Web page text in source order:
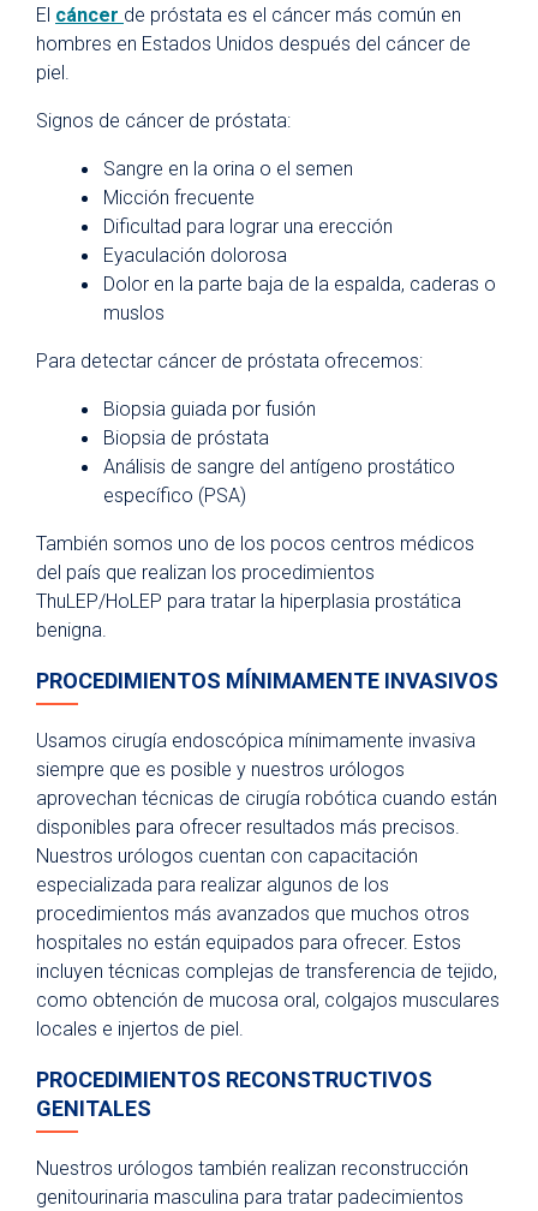
El cáncer de próstata es el cáncer más común en
hombres en Estados Unidos después del cáncer de
piel.
Signos de cáncer de próstata:
Sangre en la orina o el semen
Micción frecuente
Dificultad para lograr una erección
Eyaculación dolorosa
Dolor en la parte baja de la espalda, caderas o
muslos
Para detectar cáncer de próstata ofrecemos:
Biopsia guiada por fusión
Biopsia de próstata
Análisis de sangre del antígeno prostático
específico (PSA)
También somos uno de los pocos centros médicos
del país que realizan los procedimientos
ThuLEP/HoLEP para tratar la hiperplasia prostática
benigna.
PROCEDIMIENTOS MÍNIMAMENTE INVASIVOS
Usamos cirugía endoscópica mínimamente invasiva
siempre que es posible y nuestros urólogos
aprovechan técnicas de cirugía robótica cuando están
disponibles para ofrecer resultados más precisos.
Nuestros urólogos cuentan con capacitación
especializada para realizar algunos de los
procedimientos más avanzados que muchos otros
hospitales no están equipados para ofrecer. Estos
incluyen técnicas complejas de transferencia de tejido,
como obtención de mucosa oral, colgajos musculares
locales e injertos de piel.
PROCEDIMIENTOS RECONSTRUCTIVOS
GENITALES
Nuestros urólogos también realizan reconstrucción
genitourinaria masculina para tratar padecimientos